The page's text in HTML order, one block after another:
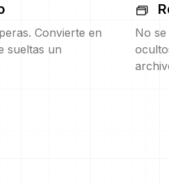
Convierte en
sueltas un
No